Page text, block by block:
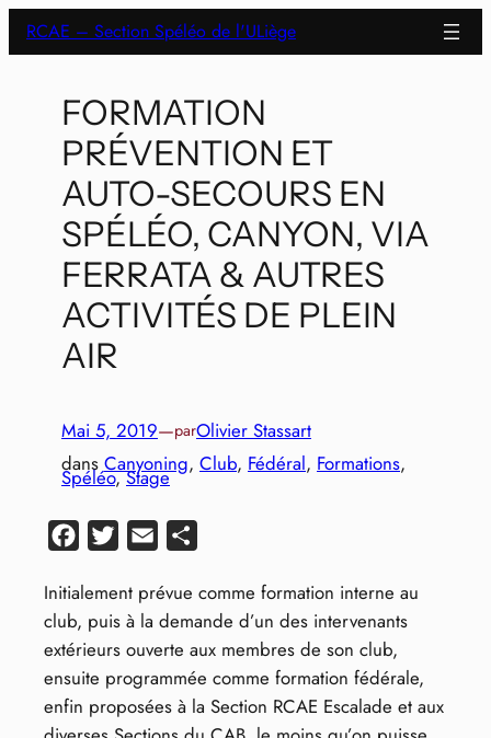
Aller
au
RCAE – Section Spéléo de l'ULiège
FORMATION
PRÉVENTION ET
AUTO-SECOURS EN
SPÉLÉO, CANYON, VIA
FERRATA & AUTRES
ACTIVITÉS DE PLEIN
AIR
Mai 5, 2019—parOlivier Stassart
dans Canyoning, Club, Fédéral, Formations
Spéléo, Stage
Facebook
Twitter Email
Initialement prévue comme formation interne au
club, puis à la demande d’un des intervenants
extérieurs ouverte aux membres de son club,
ensuite programmée comme formation fédérale,
enfin proposées à la Section RCAE Escalade et aux